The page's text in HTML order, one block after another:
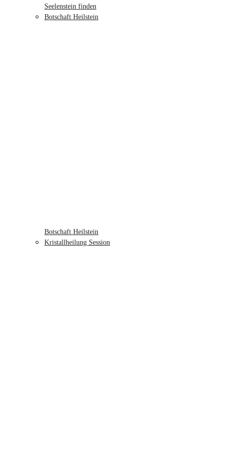
Seelenstein finden
Botschaft Heilstein
Botschaft Heilstein
Kristallheilung Session